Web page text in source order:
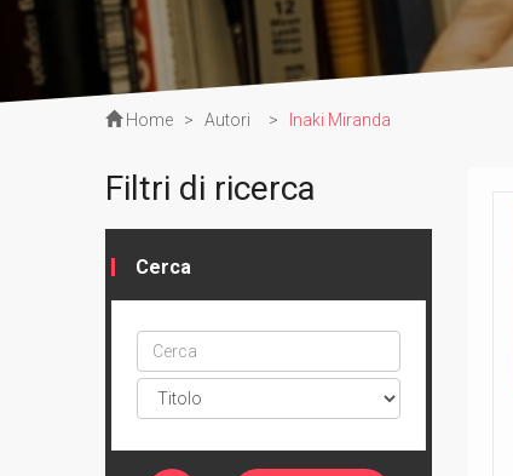
Home > Autori > Inaki Miranda
Filtri di ricerca
Cerca
Cerca
ptype